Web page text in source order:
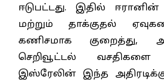
ஈடுபட்டது. இதில்
மற்றும் தாக்குதல்
கணிசமாக குறைத்து,
செறிவூட்டல் வசதிகளை
இஸ்ரேலின் இந்த